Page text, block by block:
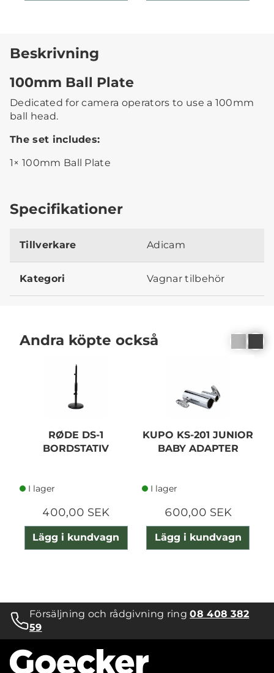
Beskrivning
100mm Ball Plate
Dedicated for camera operators to use a 100mm
ball head.
The set includes:
1× 100mm Ball Plate
Specifikationer
Tillverkare Adicam
Kategori Vagnar tilbehör
Andra köpte också
RØDE DS-1
BORDSTATIV
I lager
400,00 SEK
Lägg i kundvagn
KUPO KS-201 JUNIOR
BABY ADAPTER
I lager
600,00 SEK
Lägg i kundvagn
Försäljning och rådgivning ring08 408 382
59